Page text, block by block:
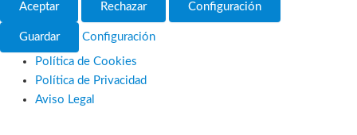
Aceptar Rechazar Configuración
Guardar Configuración
Política de Cookies
Política de Privacidad
Aviso Legal